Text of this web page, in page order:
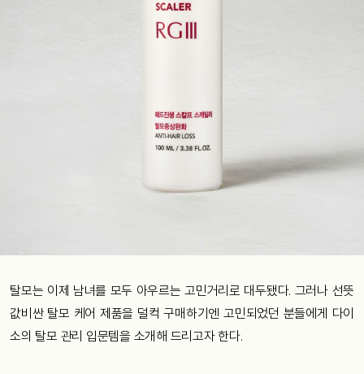
탈모는 이제 남녀를 모두 아우르는 고민거리로 대두됐다. 그러나 선뜻
값비싼 탈모 케어 제품을 덜컥 구매하기엔 고민되었던 분들에게 다이
소의 탈모 관리 입문템을 소개해 드리고자 한다.